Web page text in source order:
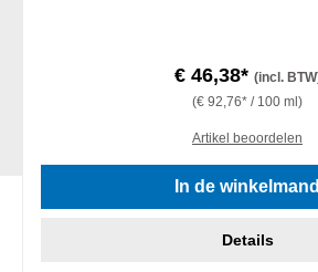
€ 46,38* (incl.
(€ 92,76* / 100 ml)
Artikel beoordelen
In de winkelmand
Details